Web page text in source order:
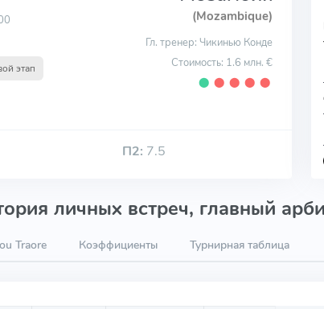
этап
(Mozambique)
Гл. тренер: Чикинью Конде
Стоимость: 1.6 млн. €
⬤ ⬤ ⬤ ⬤ ⬤
П2: 7.5
личных встреч, главный
Traore Коэффициенты Турнирная таблица